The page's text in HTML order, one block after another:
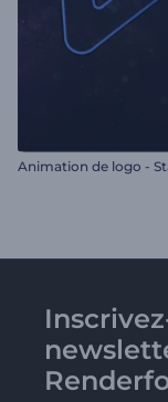
Animation de logo -